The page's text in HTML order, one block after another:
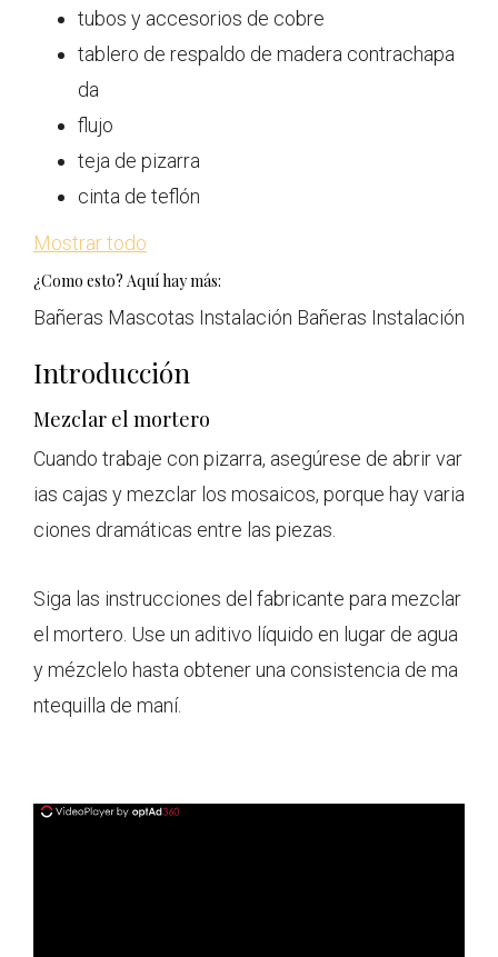
tubos y accesorios de cobre
tablero de respaldo de madera contrachapa
da
flujo
teja de pizarra
cinta de teflón
Mostrar todo
¿Como esto? Aquí hay más:
Bañeras Mascotas Instalación Bañeras Instalación
Introducción
Mezclar el mortero
Cuando trabaje con pizarra, asegúrese de abrir var
ias cajas y mezclar los mosaicos, porque hay varia
ciones dramáticas entre las piezas.
Siga las instrucciones del fabricante para mezclar
el mortero. Use un aditivo líquido en lugar de agua
y mézclelo hasta obtener una consistencia de ma
ntequilla de maní.